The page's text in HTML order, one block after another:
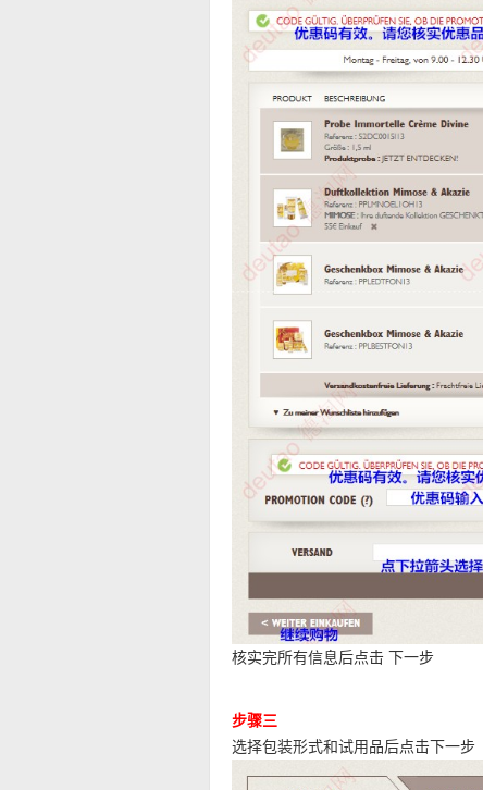
核实完所有信息后点击 下一步
步骤三
选择包装形式和试用品后点击下一步